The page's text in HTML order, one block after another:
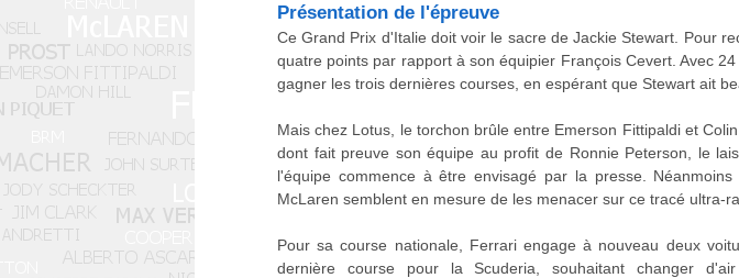
Présentation de l'épreuve
Ce Grand Prix d'Italie doit voir le sacre de Jackie Stewart. Pour
quatre points par rapport à son équipier François Cevert. Avec
gagner les trois dernières courses, en espérant que Stewart ait
Mais chez Lotus, le torchon brûle entre Emerson Fittipaldi et
dont fait preuve son équipe au profit de Ronnie Peterson, le
l'équipe commence à être envisagé par la presse.
McLaren semblent en mesure de les menacer sur ce tracé ultra-
Pour sa course nationale, Ferrari engage à nouveau deux
dernière course pour la Scuderia, souhaitant changer